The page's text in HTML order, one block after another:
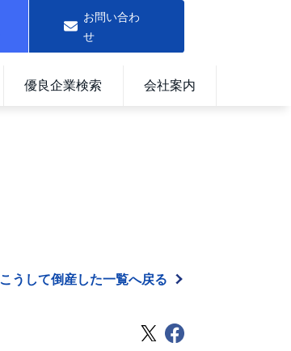
お問い合わ
せ
優良企業検索 会社案内
こうして倒産した一覧へ戻る